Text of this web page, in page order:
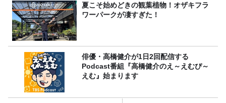
夏こそ始めどきの観葉植物！オザキフラ
ワーパークが凄すぎた！
俳優・高橋健介が1日2回配信する
Podcast番組『高橋健介のえ～えむぴ～
えむ』始まります